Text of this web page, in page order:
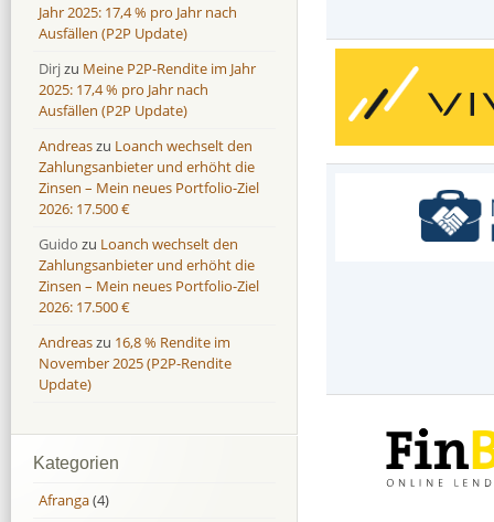
Jahr 2025: 17,4 % pro Jahr nach
Ausfällen (P2P Update)
Dirjzu Meine P2P-Rendite im Jahr
2025: 17,4 % pro Jahr nach
Ausfällen (P2P Update)
Andreaszu Loanch wechselt den
Zahlungsanbieter und erhöht die
Zinsen – Mein neues Portfolio-Ziel
2026: 17.500 €
Guido zu Loanch wechselt den
Zahlungsanbieter und erhöht die
Zinsen – Mein neues Portfolio-Ziel
2026: 17.500 €
Andreaszu 16,8 % Rendite im
November 2025 (P2P-Rendite
Update)
Kategorien
Afranga(4)